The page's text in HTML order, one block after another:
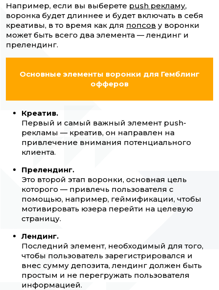
Например, если вы выберете push рекламу,
воронка будет длиннее и будет включать в себя
креативы, в то время как для попсов у воронки
может быть всего два элемента — лендинг и
прелендинг.
Основные элементы воронки для Гемблинг
офферов
Креатив.
Первый и самый важный элемент push-
рекламы — креатив, он направлен на
привлечение внимания потенциального
клиента.
Прелендинг.
Это второй этап воронки, основная цель
которого — привлечь пользователя с
помощью, например, геймификации, чтобы
мотивировать юзера перейти на целевую
страницу.
Лендинг.
Последний элемент, необходимый для того,
чтобы пользователь зарегистрировался и
внес сумму депозита, лендинг должен быть
простым и не перегружать пользователя
информацией.